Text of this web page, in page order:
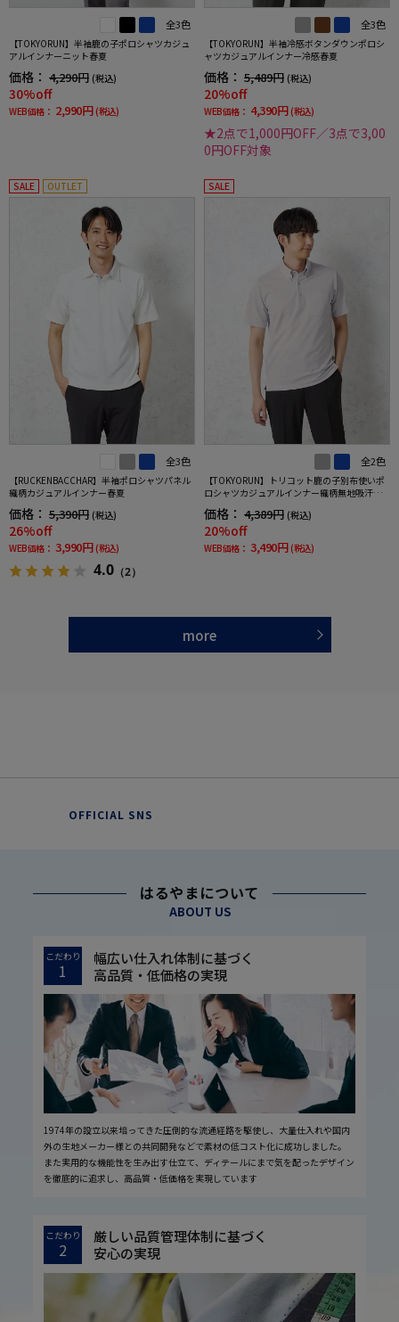
全3色
【TOKYORUN】半袖鹿の子ポロシャツカジュ
アルインナーニット春夏
価格： 4,290円 (税込)
30%off
WEB価格： 2,990円 (税込)
全3色
【TOKYORUN】半袖冷感ボタンダウンポロシ
ャツカジュアルインナー冷感春夏
価格： 5,489円 (税込)
20%off
WEB価格： 4,390円 (税込)
★2点で1,000円OFF／3点で3,00
0円OFF対象
SALE OUTLET
全3色
【RUCKENBACCHAR】半袖ポロシャツパネル
織柄カジュアルインナー春夏
価格： 5,390円 (税込)
26%off
WEB価格： 3,990円 (税込)
4.0 （2）
SALE
全2色
【TOKYORUN】トリコット鹿の子別布使いポ
ロシャツカジュアルインナー織柄無地吸汗速
乾ニット素材ストレッチ形態安定春夏
価格： 4,389円 (税込)
20%off
WEB価格： 3,490円 (税込)
more
OFFICIAL SNS
はるやまについて
ABOUT US
こだわり
1
幅広い仕入れ体制に基づく
高品質・低価格の実現
1974年の設立以来培ってきた圧倒的な流通経路を駆使し、大量仕入れや国内
外の生地メーカー様との共同開発などで素材の低コスト化に成功しました。
また実用的な機能性を生み出す仕立て、ディテールにまで気を配ったデザイン
を徹底的に追求し、高品質・低価格を実現しています
こだわり
2
厳しい品質管理体制に基づく
安心の実現